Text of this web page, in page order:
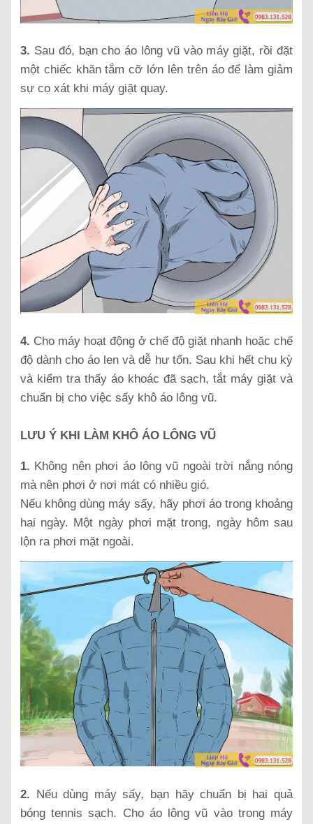
3. Sau đó, bạn cho áo lông vũ vào máy giặt, rồi đặt
một chiếc khăn tắm cỡ lớn lên trên áo để làm giảm
sự cọ xát khi máy giặt quay.
4. Cho máy hoạt động ở chế độ giặt nhanh hoặc chế
độ dành cho áo len và dễ hư tổn. Sau khi hết chu kỳ
và kiểm tra thấy áo khoác đã sạch, tắt máy giặt và
chuẩn bị cho việc sấy khô áo lông vũ.
LƯU Ý KHI LÀM KHÔ ÁO LÔNG VŨ
1. Không nên phơi áo lông vũ ngoài trời nắng nóng
mà nên phơi ở nơi mát có nhiều gió.
Nếu không dùng máy sấy, hãy phơi áo trong khoảng
hai ngày. Một ngày phơi mặt trong, ngày hôm sau
lộn ra phơi mặt ngoài.
2. Nếu dùng máy sấy, bạn hãy chuẩn bị hai quả
bóng tennis sạch. Cho áo lông vũ vào trong máy